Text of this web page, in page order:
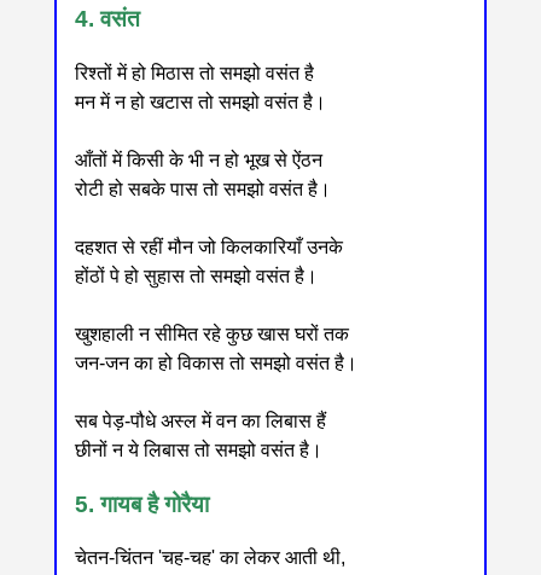
4. वसंत
रिश्तों में हो मिठास तो समझो वसंत है
मन में न हो खटास तो समझो वसंत है।
आँतों में किसी के भी न हो भूख से ऐंठन
रोटी हो सबके पास तो समझो वसंत है।
दहशत से रहीं मौन जो किलकारियाँ उनके
होंठों पे हो सुहास तो समझो वसंत है।
खुशहाली न सीमित रहे कुछ खास घरों तक
जन-जन का हो विकास तो समझो वसंत है।
सब पेड़-पौधे अस्ल में वन का लिबास हैं
छीनों न ये लिबास तो समझो वसंत है।
5. गायब है गोरैया
चेतन-चिंतन 'चह-चह' का लेकर आती थी,